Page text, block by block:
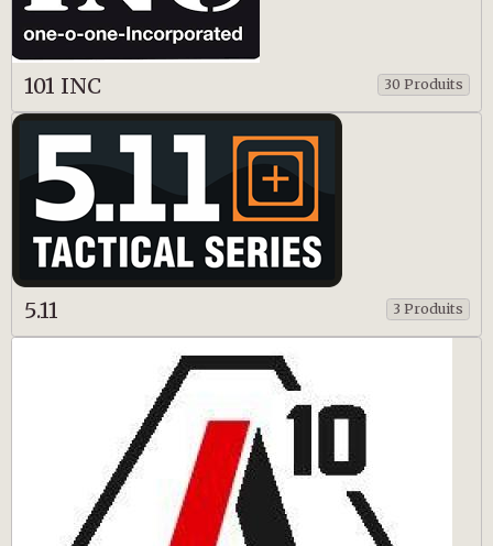
101 INC 30 Produits
5.11 3 Produits